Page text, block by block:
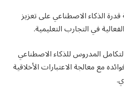
الذكاء الاصطناعي على تعزيز
في ‏التجارب التعليمية.
المدروس للذكاء الاصطناعي
مع معالجة الاعتبارات الأخلاقية